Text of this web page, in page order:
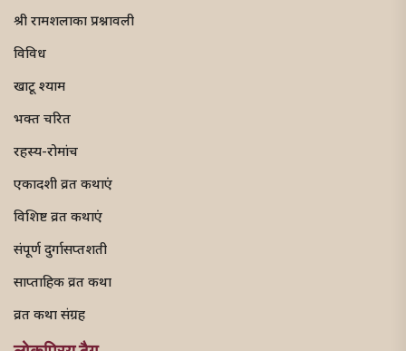
श्री रामशलाका प्रश्नावली
विविध
खाटू श्याम
भक्त चरित
रहस्य-रोमांच
एकादशी व्रत कथाएं
विशिष्ट व्रत कथाएं
संपूर्ण दुर्गासप्तशती
साप्ताहिक व्रत कथा
व्रत कथा संग्रह